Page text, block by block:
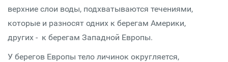
верхние слои воды, подхватываются течениями,
которые и разносят одних к берегам Америки,
других - к берегам Западной Европы.
У берегов Европы тело личинок округляется,